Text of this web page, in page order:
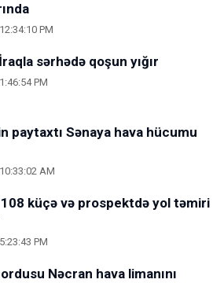
PM
sərhədə qoşun yığır
PM
paytaxtı Sənaya hava hücumu
AM
108 küçə və prospektdə yol təmiri
PM
Nəcran hava limanını